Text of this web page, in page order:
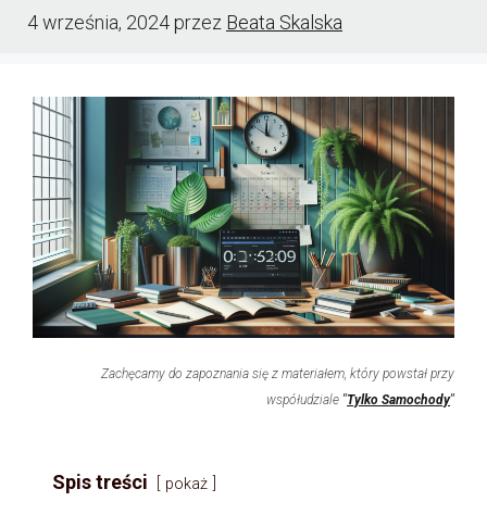
4 września, 2024przez Beata Skalska
Zachęcamy do zapoznania się z materiałem, który powstał przy
współudziale "Tylko Samochody"
Spis treści pokaż